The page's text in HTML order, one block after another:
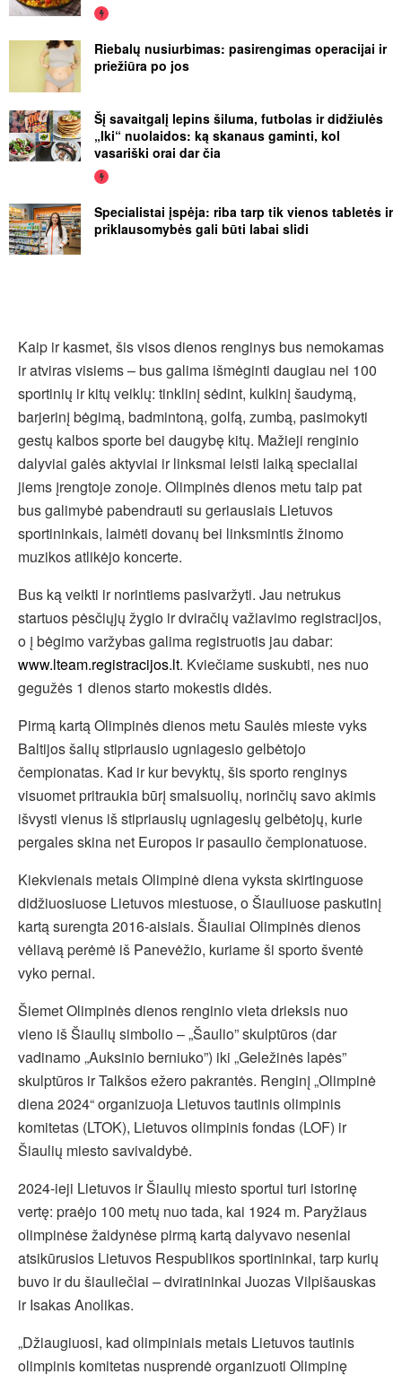
Riebalų nusiurbimas: pasirengimas operacijai ir
priežiūra po jos
Šį savaitgalį lepins šiluma, futbolas ir didžiulės
„Iki“ nuolaidos: ką skanaus gaminti, kol
vasariški orai dar čia
Specialistai įspėja: riba tarp tik vienos tabletės ir
priklausomybės gali būti labai slidi
Kaip ir kasmet, šis visos dienos renginys bus nemokamas
ir atviras visiems – bus galima išmėginti daugiau nei 100
sportinių ir kitų veiklų: tinklinį sėdint, kulkinį šaudymą,
barjerinį bėgimą, badmintoną, golfą, zumbą, pasimokyti
gestų kalbos sporte bei daugybę kitų. Mažieji renginio
dalyviai galės aktyviai ir linksmai leisti laiką specialiai
jiems įrengtoje zonoje. Olimpinės dienos metu taip pat
bus galimybė pabendrauti su geriausiais Lietuvos
sportininkais, laimėti dovanų bei linksmintis žinomo
muzikos atlikėjo koncerte.
Bus ką veikti ir norintiems pasivaržyti. Jau netrukus
startuos pėsčiųjų žygio ir dviračių važiavimo registracijos,
o į bėgimo varžybas galima registruotis jau dabar:
www.lteam.registracijos.lt. Kviečiame suskubti, nes nuo
gegužės 1 dienos starto mokestis didės.
Pirmą kartą Olimpinės dienos metu Saulės mieste vyks
Baltijos šalių stipriausio ugniagesio gelbėtojo
čempionatas. Kad ir kur bevyktų, šis sporto renginys
visuomet pritraukia būrį smalsuolių, norinčių savo akimis
išvysti vienus iš stipriausių ugniagesių gelbėtojų, kurie
pergales skina net Europos ir pasaulio čempionatuose.
Kiekvienais metais Olimpinė diena vyksta skirtinguose
didžiuosiuose Lietuvos miestuose, o Šiauliuose paskutinį
kartą surengta 2016-aisiais. Šiauliai Olimpinės dienos
vėliavą perėmė iš Panevėžio, kuriame ši sporto šventė
vyko pernai.
Šiemet Olimpinės dienos renginio vieta drieksis nuo
vieno iš Šiaulių simbolio – „Šaulio” skulptūros (dar
vadinamo „Auksinio berniuko”) iki „Geležinės lapės”
skulptūros ir Talkšos ežero pakrantės. Renginį „Olimpinė
diena 2024“ organizuoja Lietuvos tautinis olimpinis
komitetas (LTOK), Lietuvos olimpinis fondas (LOF) ir
Šiaulių miesto savivaldybė.
2024-ieji Lietuvos ir Šiaulių miesto sportui turi istorinę
vertę: praėjo 100 metų nuo tada, kai 1924 m. Paryžiaus
olimpinėse žaidynėse pirmą kartą dalyvavo neseniai
atsikūrusios Lietuvos Respublikos sportininkai, tarp kurių
buvo ir du šiauliečiai – dviratininkai Juozas Vilpišauskas
ir Isakas Anolikas.
„Džiaugiuosi, kad olimpiniais metais Lietuvos tautinis
olimpinis komitetas nusprendė organizuoti Olimpinę